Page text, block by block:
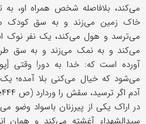
می‌کند، بلافاصله شخص همراه او،
خاک زمین می‌زند و به سق کودک
می‌ترسد و هول می‌کند، یک نفر نوک
می‌کند و به نمک می‌زند و به سق
آورده است که: خدا به دور! وقتی
می‌شود که خیال می‌کنی بلا آمده؛
آدم اگر ترسید، سقش را وردارد (ص ۴۴۴؛ نیز نک‍ : نجفی، ۲ / ۹۱۲).
در اراک یکی از پیرزنان باسواد وضو
سیدالشهداء آغشته می‌کند و همان